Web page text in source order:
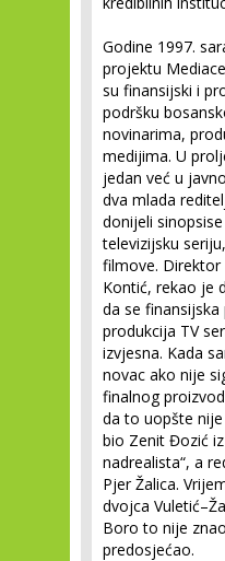
Godine 1997.
projektu
su finansijski i
podršku
novinarima,
medijima. U
jedan već u
dva mlada
donijeli
televizijsku
filmove.
Kontić, rekao je
da se
produkcija TV
izvjesna. Kada
novac ako nije
finalnog
da to uopšte
bio Zenit Đozić
nadrealista“, a
Pjer Žalica.
dvojca
Boro to nije
predosjećao.